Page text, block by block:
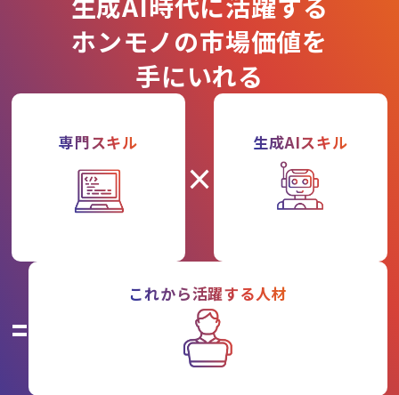
ホンモノの市場価値を
手にいれる
専門スキル
×
生成AIスキル
=
これから活躍する人材